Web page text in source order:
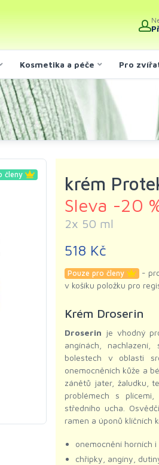
Kosmetika a péče Pro
členy
krém
Sleva -20
2x 50 ml
518 Kč
Pouze pro členy
-
v košíku položku pro
Krém Droserin
Droserin je vhodný
angínách, nachlazení,
bolestech v oblasti
onemocněních kůže a
zánětů jater, žaludku,
problémech s
středního ucha.
ramen a úponů klíčních
onemocnění horních
chřipky, angíny,